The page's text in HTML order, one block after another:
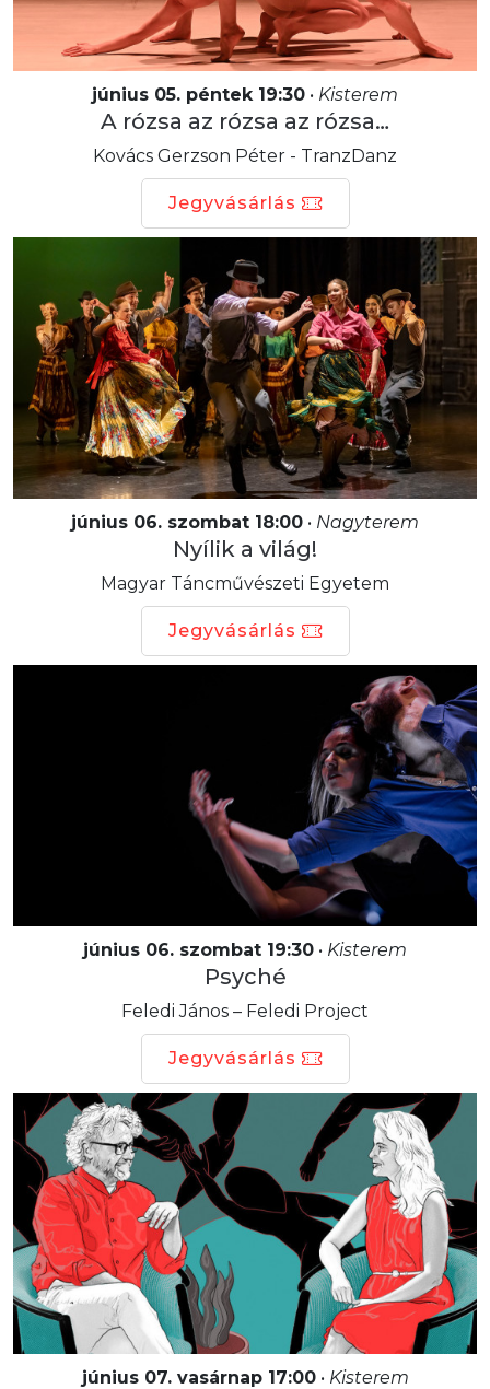
június 05. péntek 19:30 • Kisterem
A rózsa az rózsa az rózsa…
Kovács Gerzson Péter - TranzDanz
Jegyvásárlás
június 06. szombat 18:00 • Nagyterem
Nyílik a világ!
Magyar Táncművészeti Egyetem
Jegyvásárlás
június 06. szombat 19:30 • Kisterem
Psyché
Feledi János – Feledi Project
Jegyvásárlás
június 07. vasárnap 17:00• Kisterem